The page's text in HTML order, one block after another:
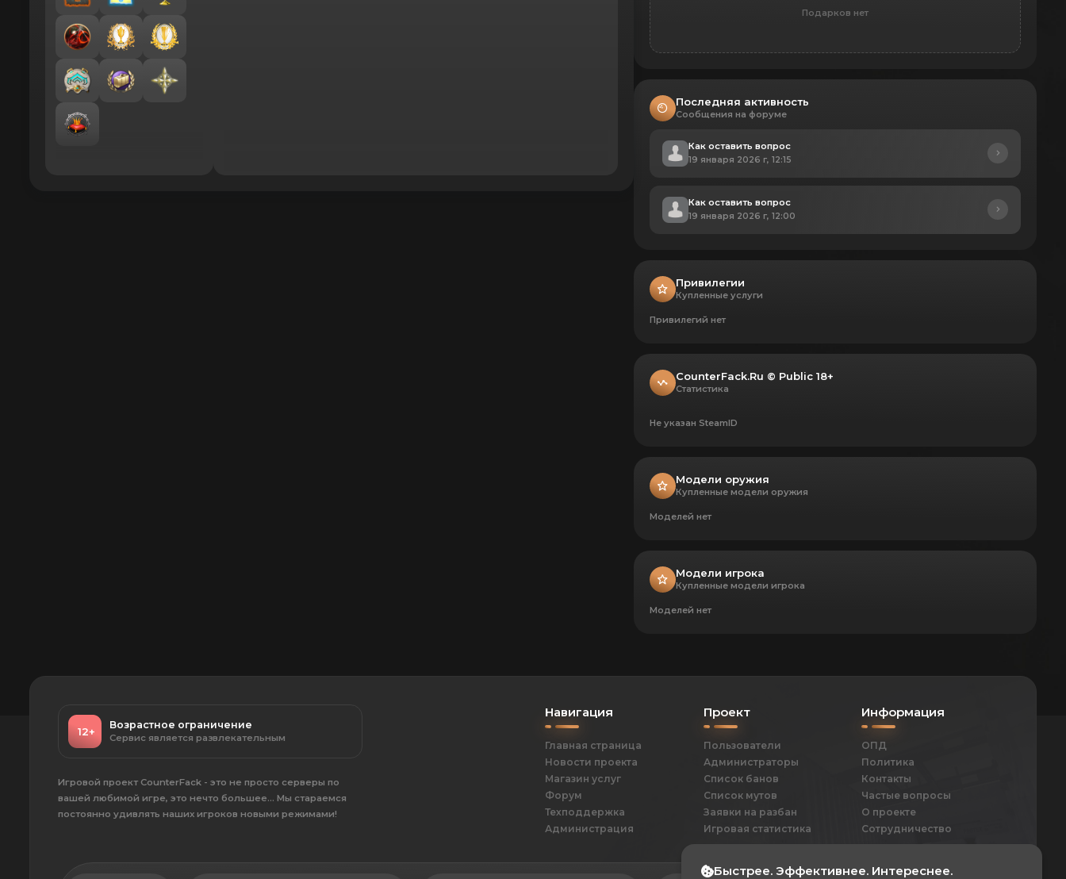
Подарков нет
Последняя активность
Сообщения на форуме
Как оставить вопрос
19 января 2026 г, 12:15
Как оставить вопрос
19 января 2026 г, 12:00
Привилегии
Купленные услуги
Привилегий нет
CounterFack.Ru © Public 18+
Статистика
Не указан SteamID
Модели оружия
Купленные модели оружия
Моделей нет
Модели игрока
Купленные модели игрока
Моделей нет
12+
Возрастное ограничение
Сервис является развлекательным
Игровой проект CounterFack - это не просто серверы по
вашей любимой игре, это нечто большее... Мы стараемся
постоянно удивлять наших игроков новыми режимами!
Навигация
Главная страница
Новости проекта
Магазин услуг
Форум
Техподдержка
Администрация
Проект
Пользователи
Администраторы
Список банов
Список мутов
Заявки на разбан
Игровая статистика
Информация
ОПД
Политика
Контакты
Частые вопросы
О проекте
Сотрудничество
Быстрее. Эффективнее. Интереснее.